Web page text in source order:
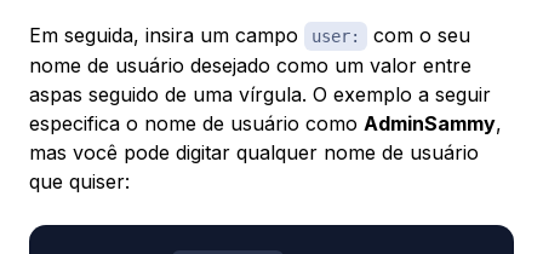
Em seguida, insira um campo user:
com o seu
nome de usuário desejado como um valor entre
aspas seguido de uma vírgula. O exemplo a seguir
especifica o nome de usuário como AdminSammy,
mas você pode digitar qualquer nome de usuário
que quiser: